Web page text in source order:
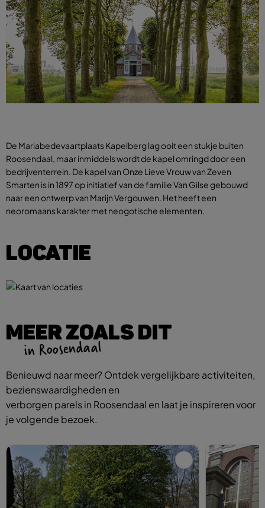
De Mariabedevaartplaats Kapelberg lag ooit een stukje buiten
Roosendaal, maar inmiddels wordt de kapel omringd door een
bedrijventerrein. De kapel van Onze Lieve Vrouw van Zeven
Smarten is in 1897 op initiatief van de familie Van Gilse gebouwd
naar een ontwerp van Marijn Vergouwen. Het heeft een
neoromaans karakter met neogotische elementen.
LOCATIE
MEER ZOALS DIT
in Roosendaal
Benieuwd naar meer? Ontdek vergelijkbare activiteiten,
bezienswaardigheden en
verborgen parels in Roosendaal en laat je inspireren voor
je volgende bezoek.